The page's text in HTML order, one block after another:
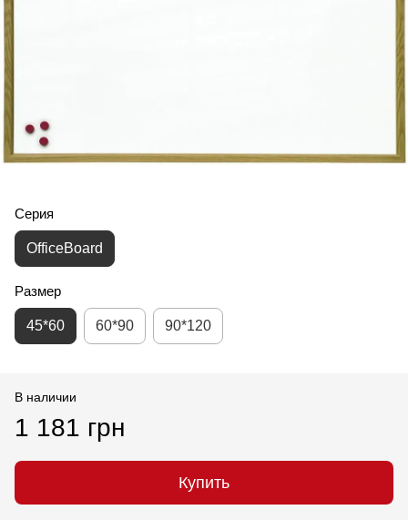
Серия
OfficeBoard
Размер
45*60 60*90 90*120
В наличии
1 181 грн
Купить